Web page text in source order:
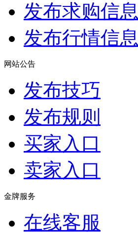
发布求购信息
发布行情信息
网站公告
发布技巧
发布规则
买家入口
卖家入口
金牌服务
在线客服